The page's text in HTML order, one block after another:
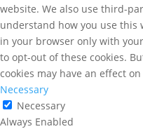
website. We also use third-
understand how you use this
in your browser only with
to opt-out of these cookies.
cookies may have an effect
Necessary
Necessary
Always Enabled